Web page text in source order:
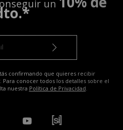
un
confirmando que quieres recibir
Para conocer todos los detalles sobre el
nuestra Política de Privacidad